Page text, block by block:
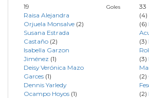
19
Raisa Alejandra
Orjuela Monsalve (2)
Susana Estrada
Castaño (2)
Isabella Garzon
Jiménez (1)
Deisy Verónica Mazo
Garces (1)
Dennis Yarledy
Ocampo Hoyos (1)
Goles
33
(4)
(6)
(3)
(3)
(2)
(2)